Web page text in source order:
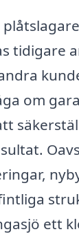
tidigare
om
ett